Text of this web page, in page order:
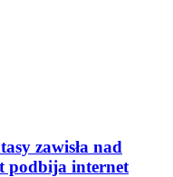
zawisła nad
podbija internet